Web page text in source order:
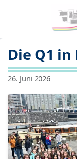
Die Q1
26. Juni 2026